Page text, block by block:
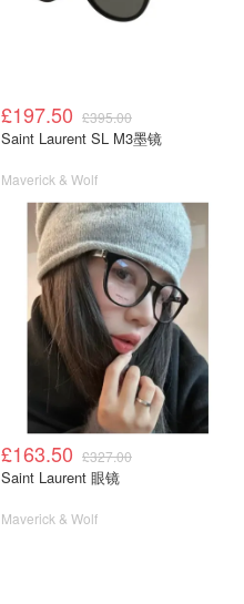
£197.50 £395.00
Saint Laurent SL M3墨镜
Maverick & Wolf
£163.50 £327.00
Saint Laurent 眼镜
Maverick & Wolf